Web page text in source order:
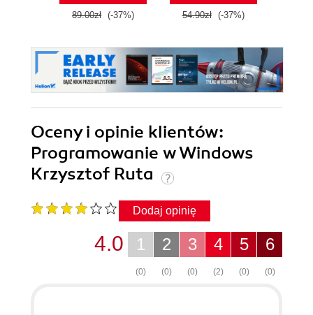
89.00zł (-37%) 54.90zł (-37%)
Oceny i opinie klientów:
Programowanie w Windows
Krzysztof Ruta
Dodaj opinię
6
(0)
5
(0)
4
(2)
3
(0)
2
(0)
1
(0)
4.0